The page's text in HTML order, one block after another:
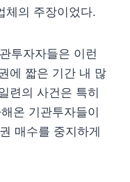
체의 주장이었다.
투자자들은 이런
에 짧은 기간 내 많
련의 사건은 특히
온 기관투자들이
매수를 중지하게